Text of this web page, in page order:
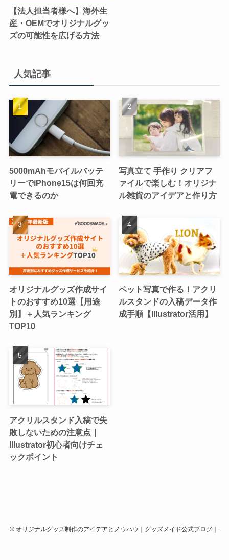
【法人担当者様へ】海外生
産・OEMでオリジナルグッ
ズの可能性を広げる方法
人気記事
5000mAhモバイルバッテ
リーでiPhone15は何回充
電できるのか
写真立て 手作り クリアフ
ァイルで楽しむ！オリジナ
ル雑貨のアイデアと作り方
オリジナルグッズ作成サイ
トのおすすめ10選【用途
別】＋人気ランキング
TOP10
ペット写真で作る！アクリ
ルスタンドの入稿データ作
成手順【Illustrator活用】
アクリルスタンド入稿で失
敗しないための注意点｜
Illustrator初心者向けチェ
ックポイント
©オリジナルグッズ制作のアイデアとノウハウ｜グッズメイド公式ブログ｜.